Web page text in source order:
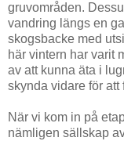
gruvområden.
vandring längs en
skogsbacke med
här vintern har varit
av att kunna äta i
skynda vidare för att
När vi kom in på
nämligen sällskap